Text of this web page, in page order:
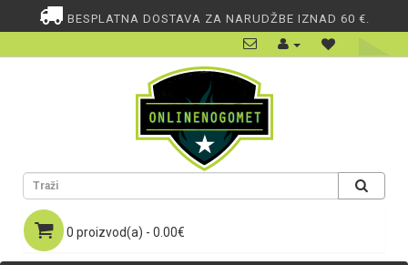
BESPLATNA DOSTAVA ZA NARUDŽBE IZNAD 60 €.
0 proizvod(a) - 0.00€